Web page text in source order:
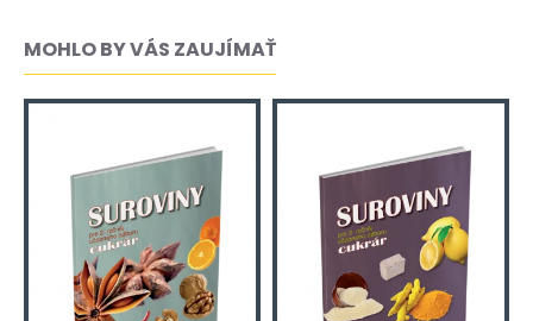
MOHLO BY VÁS ZAUJÍMAŤ